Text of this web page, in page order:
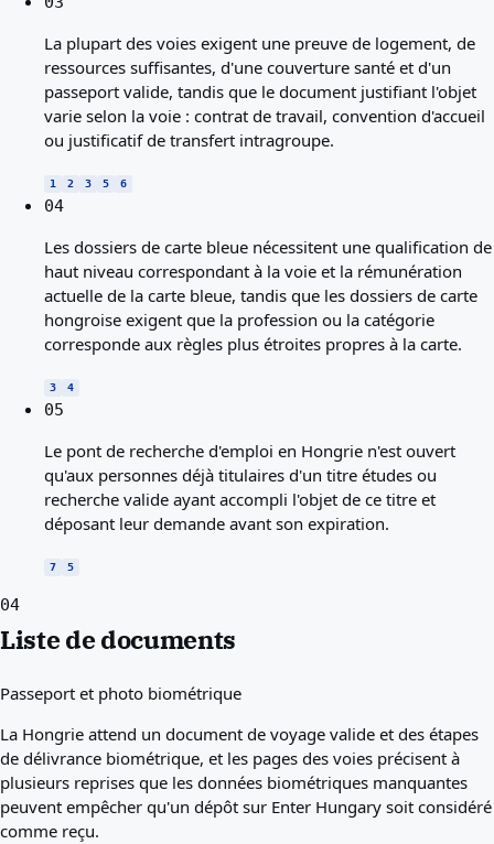
La plupart des voies exigent une preuve de logement, de
ressources suffisantes, d'une couverture santé et d'un
passeport valide, tandis que le document justifiant l'objet
varie selon la voie : contrat de travail, convention d'accueil
ou justificatif de transfert intragroupe.
1 2 3 5 6
04
Les dossiers de carte bleue nécessitent une qualification de
haut niveau correspondant à la voie et la rémunération
actuelle de la carte bleue, tandis que les dossiers de carte
hongroise exigent que la profession ou la catégorie
corresponde aux règles plus étroites propres à la carte.
3 4
05
Le pont de recherche d'emploi en Hongrie n'est ouvert
qu'aux personnes déjà titulaires d'un titre études ou
recherche valide ayant accompli l'objet de ce titre et
déposant leur demande avant son expiration.
7 5
04
Liste de documents
Passeport et photo biométrique
La Hongrie attend un document de voyage valide et des étapes
de délivrance biométrique, et les pages des voies précisent à
plusieurs reprises que les données biométriques manquantes
peuvent empêcher qu'un dépôt sur Enter Hungary soit considéré
comme reçu.